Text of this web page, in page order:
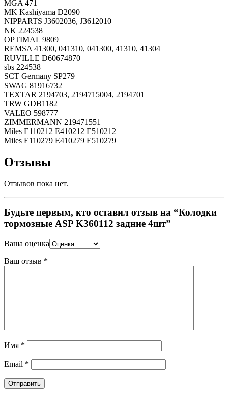
MGA 471
MK Kashiyama D2090
NIPPARTS J3602036, J3612010
NK 224538
OPTIMAL 9809
REMSA 41300, 041310, 041300, 41310, 41304
RUVILLE D60674870
sbs 224538
SCT Germany SP279
SWAG 81916732
TEXTAR 2194703, 2194715004, 2194701
TRW GDB1182
VALEO 598777
ZIMMERMANN 219471551
Miles E110212 E410212 E510212
Miles E110279 E410279 E510279
Отзывы
Отзывов пока нет.
Будьте первым, кто оставил отзыв на “Колодки
тормозные ASP K360112 задние 4шт”
Ваша оценка
Ваш отзыв *
Имя *
Email *